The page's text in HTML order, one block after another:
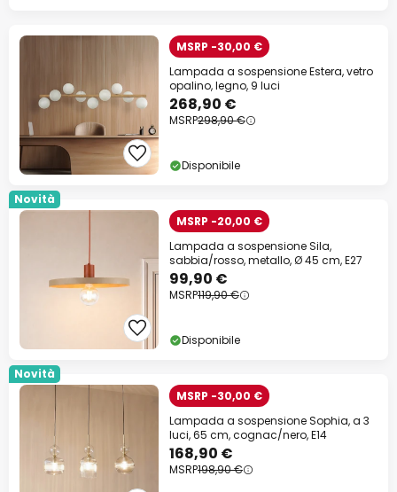
MSRP -30,00 €
Lampada a sospensione Estera, vetro
opalino, legno, 9 luci
268,90 €
MSRP298,90 €
Disponibile
Novità
MSRP -20,00 €
Lampada a sospensione Sila,
sabbia/rosso, metallo, Ø 45 cm, E27
99,90 €
MSRP119,90 €
Disponibile
Novità
MSRP -30,00 €
Lampada a sospensione Sophia, a 3
luci, 65 cm, cognac/nero, E14
168,90 €
MSRP198,90 €